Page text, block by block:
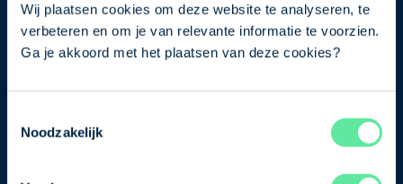
Wij plaatsen cookies om deze website te analyseren, te
verbeteren en om je van relevante informatie te voorzien.
Ga je akkoord met het plaatsen van deze cookies?
Noodzakelijk
Schrijf je in
Direct naar
Ons verhaal